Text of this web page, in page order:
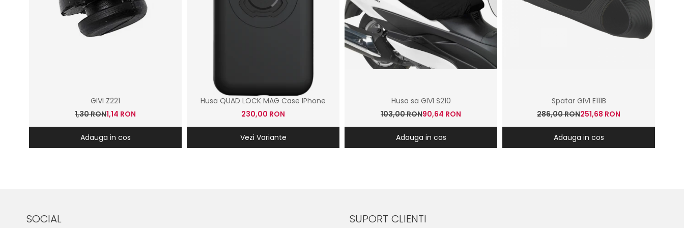
GIVI Z221
1,30 RON1,14 RON
Adauga in cos
Husa QUAD LOCK MAG Case IPhone
230,00 RON
Vezi Variante
Husa sa GIVI S210
103,00 RON90,64 RON
Adauga in cos
Spatar GIVI E111B
286,00 RON251,68 RON
Adauga in cos
SOCIAL SUPORT CLIENTI